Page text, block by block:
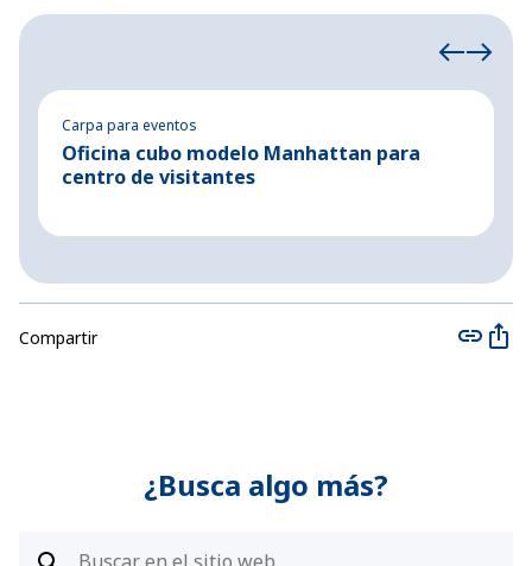
Carpa para eventos
Oficina cubo modelo Manhattan para
centro de visitantes
Compartir
¿Busca algo más?